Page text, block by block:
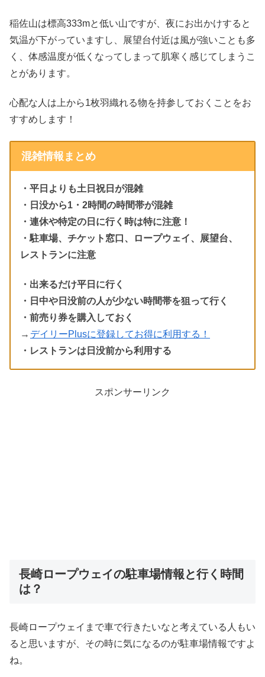
稲佐山は標高333mと低い山ですが、夜にお出かけすると
気温が下がっていますし、展望台付近は風が強いことも多
く、体感温度が低くなってしまって肌寒く感じてしまうこ
とがあります。
心配な人は上から1枚羽織れる物を持参しておくことをお
すすめします！
混雑情報まとめ
・平日よりも土日祝日が混雑
・日没から1・2時間の時間帯が混雑
・連休や特定の日に行く時は特に注意！
・駐車場、チケット窓口、ロープウェイ、展望台、
レストランに注意
・出来るだけ平日に行く
・日中や日没前の人が少ない時間帯を狙って行く
・前売り券を購入しておく
→ デイリーPlusに登録してお得に利用する！
・レストランは日没前から利用する
スポンサーリンク
長崎ロープウェイの駐車場情報と行く時間
は？
長崎ロープウェイまで車で行きたいなと考えている人もい
ると思いますが、その時に気になるのが駐車場情報ですよ
ね。